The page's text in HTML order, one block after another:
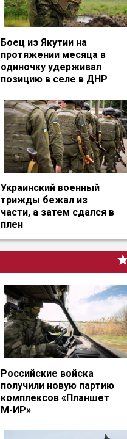
Боец из Якутии на
протяжении месяца в
одиночку удерживал
позицию в селе в ДНР
Украинский военный
трижды бежал из
части, а затем сдался в
плен
Российские войска
получили новую партию
комплексов «Планшет
М-ИР»